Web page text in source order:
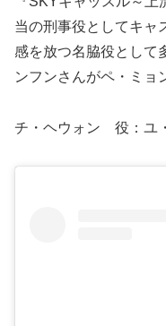
当の刑事役としてキャ
感を放つ名脇役として
ンフンさんがペ・ミョ
チ・ヘウォン 役：ユ